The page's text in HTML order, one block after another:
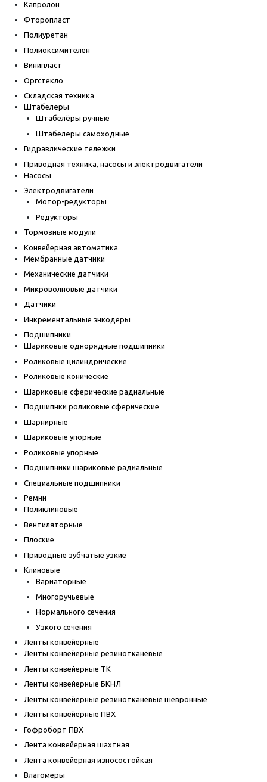
Капролон
Фторопласт
Полиуретан
Полиоксимителен
Винипласт
Оргстекло
Складская техника
Штабелёры
Штабелёры ручные
Штабелёры самоходные
Гидравлические тележки
Приводная техника, насосы и электродвигатели
Насосы
Электродвигатели
Мотор-редукторы
Редукторы
Тормозные модули
Конвейерная автоматика
Мембранные датчики
Механические датчики
Микроволновые датчики
Датчики
Инкрементальные энкодеры
Подшипники
Шариковые однорядные подшипники
Роликовые цилиндрические
Роликовые конические
Шариковые сферические радиальные
Подшипнки роликовые сферические
Шарнирные
Шариковые упорные
Роликовые упорные
Подшипники шариковые радиальные
Специальные подшипники
Ремни
Поликлиновые
Вентиляторные
Плоские
Приводные зубчатые узкие
Клиновые
Вариаторные
Многоручьевые
Нормального сечения
Узкого сечения
Ленты конвейерные
Ленты конвейерные резинотканевые
Ленты конвейерные ТК
Ленты конвейерные БКНЛ
Ленты конвейерные резинотканевые шевронные
Ленты конвейерные ПВХ
Гофроборт ПВХ
Лента конвейерная шахтная
Лента конвейерная износостойкая
Влагомеры